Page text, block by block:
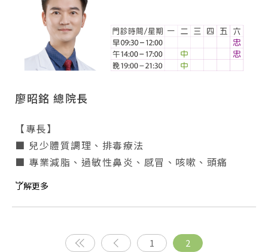
廖昭銘 總院長
【專長】
■ 兒少體質調理、排毒療法
■ 專業減脂、過敏性鼻炎、感冒、咳嗽、頭痛
...
了解更多
1 2